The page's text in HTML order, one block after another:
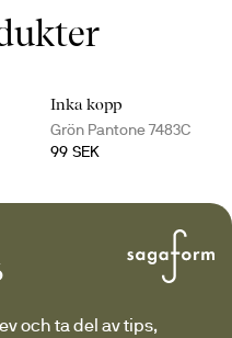
Inka kopp
Grön Pantone 7483C
99 SEK
och ta del av tips,